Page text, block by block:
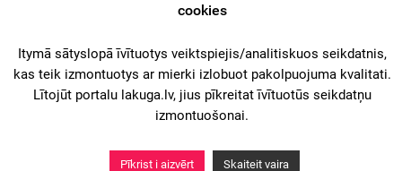
© 2026
iz augšu
cookies
Itymā sātyslopā īvītuotys veiktspiejis/analitiskuos seikdatnis,
kas teik izmontuotys ar mierki izlobuot pakolpuojuma kvalitati.
Lītojūt portalu lakuga.lv, jius pīkreitat īvītuotūs seikdatņu
izmontuošonai.
Pīkrist i aizvērt Skaiteit vaira